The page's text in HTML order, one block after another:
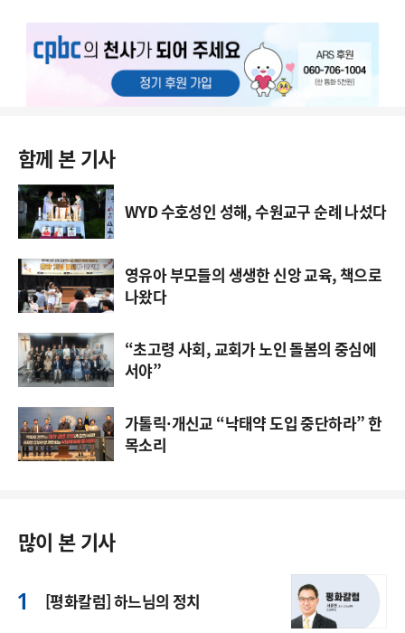
함께 본 기사
WYD 수호성인 성해, 수원교구 순례 나섰다
영유아 부모들의 생생한 신앙 교육, 책으로
나왔다
“초고령 사회, 교회가 노인 돌봄의 중심에
서야”
가톨릭·개신교 “낙태약 도입 중단하라” 한
목소리
많이 본 기사
[평화칼럼] 하느님의 정치